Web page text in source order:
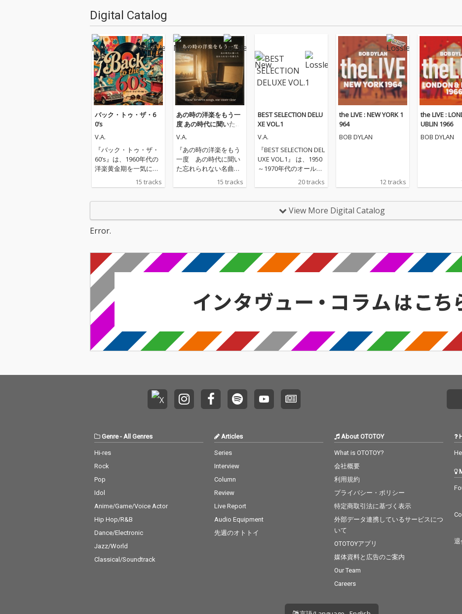
Digital Catalog
バック・トゥ・ザ・6
0’s
V.A.
『バック・トゥ・ザ・
60’s』は、1960年代の
洋楽黄金期を一気に駆
け抜けるオールディー
ズ・ベストヒット集で
ング・ストーン」、
「ストップ・イン・
ザ・ネイム・オブ・ラ
ヴ」、スティーヴィ
ー・ワンダー「太陽の
あたる場所」など、当
時の音楽シーンを象徴
する1960年代洋楽が勢
ぞろい。 ロック、ソウ
ル、ポップス、サーフ
ロック、R&Bまで幅広
いジャンルが楽しめ、
ァ」、ディック・デイ
フー「恋のピンチヒッ
が並びます。 昭和のラ
ジオやテレビで親しま
当時の空気感とともに
鮮やかによみがえる構
に制作された本作は、
オールディーズファ
ン、昭和世代、60年代
ロック愛好家にとって
必聴の一枚です。
15 tracks
あの時の洋楽をもう一
度 あの時代に聞いた忘
れられない名曲たち
V.A.
『あの時の洋楽をもう
一度 あの時代に聞い
た忘れられない名曲た
ち』は、1960年代を中
心に昭和のラジオやテ
フォルニア」、ザ・モ
ンキーズ「恋の終列
車」、ボビー・ヴィン
の記憶を呼び起こす懐
かしの洋楽ヒット曲が
ク・ア・ローリング・
ストーン」、ザ・ウォ
フラミンゴス「瞳は君
超えて愛されるスタン
ダードナンバーも収
め、当時の空気感が鮮
やかによみがえりま
に構成された本作は、
昭和世代、オールディ
楽入門者にもおすすめ
の一枚。心に残るメロ
ディが、あの頃の思い
出とともにそっと寄り
15 tracks
BEST SELECTION DELU
XE VOL.1
V.A.
『BEST SELECTION DEL
UXE VOL.1』 は、1950
～1970年代のオールデ
ィーズ黄金期を彩った
名曲を厳選した、洋楽
す。プロコル・ハルム
の幻想的な 「青い
イレンス」、フランキ
ー・ヴァリの永遠のラ
ブソング 「君の瞳に恋
ダードナンバーが並び
ます。ビートルズ、ナ
ジョアン・ジルベルト
など、洋楽ヒット曲 や
人気の高いアーティス
とっては青春を思い出
すゴールデンヒットで
ます。カフェBGMやリ
20 tracks
the LIVE : NEW YORK 1
964
BOB DYLAN
12 tracks
the LIVE :
UBLIN 1966
BOB DYLAN
View More Digital Catalog
Error.
Genre- All Genres
Hi-res
Rock
Pop
Idol
Anime/Game/Voice Actor
Hip Hop/R&B
Dance/Electronic
Jazz/World
Classical/Soundtrack
Articles
Series
Interview
Column
Review
Live Report
Audio Equipment
先週のオトトイ
About OTOTOY
What is OTOTOY?
会社概要
利用規約
プライバシー・ポリシー
特定商取引法に基づく表示
外部データ連携しているサービスにつ
いて
OTOTOYアプリ
媒体資料と広告のご案内
Our Team
Careers
退